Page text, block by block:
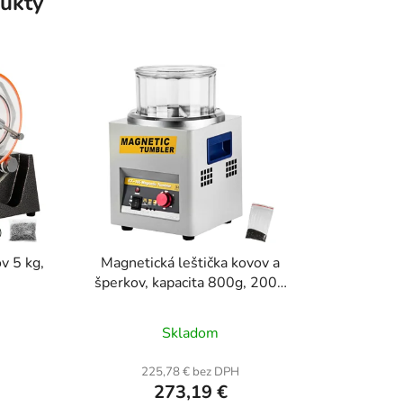
5 kg,
Magnetická leštička kovov a
šperkov, kapacita 800g, 2000
hodnotenie
produktu
je
Skladom
225,78 € bez DPH
273,19 €